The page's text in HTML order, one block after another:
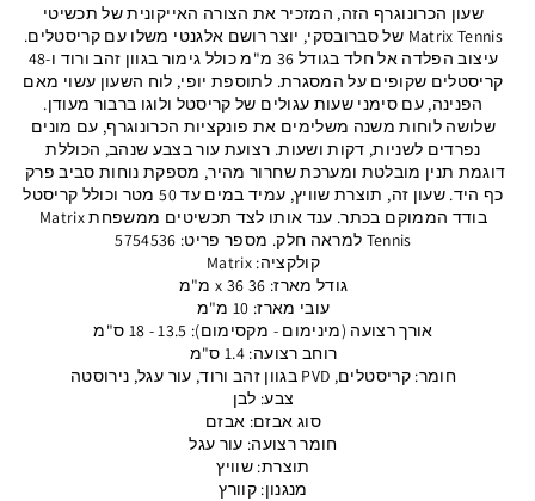
שעון הכרונוגרף הזה, המזכיר את הצורה האייקונית של תכשיטי
Matrix Tennis של סברובסקי, יוצר רושם אלגנטי משלו עם קריסטלים.
עיצוב הפלדה אל חלד בגודל 36 מ"מ כולל גימור בגוון זהב ורוד ו-48
קריסטלים שקופים על המסגרת. לתוספת יופי, לוח השעון עשוי מאם
הפנינה, עם סימני שעות עגולים של קריסטל ולוגו ברבור מעודן.
שלושה לוחות משנה משלימים את פונקציות הכרונוגרף, עם מונים
נפרדים לשניות, דקות ושעות. רצועת עור בצבע שנהב, הכוללת
דוגמת תנין מובלטת ומערכת שחרור מהיר, מספקת נוחות סביב פרק ​​
כף היד. שעון זה, תוצרת שוויץ, עמיד במים עד 50 מטר וכולל קריסטל
בודד הממוקם בכתר. ענד אותו לצד תכשיטים ממשפחת Matrix
Tennis למראה חלק. מספר פריט: 5754536
קולקציה: Matrix
גודל מארז: 36 x 36 מ"מ
עובי מארז: 10 מ"מ
אורך רצועה (מינימום - מקסימום): 13.5 - 18 ס"מ
רוחב רצועה: 1.4 ס"מ
חומר: קריסטלים, PVD בגוון זהב ורוד, עור עגל, נירוסטה
צבע: לבן
סוג אבזם: אבזם
חומר רצועה: עור עגל
תוצרת: שוויץ
מנגנון: קוורץ